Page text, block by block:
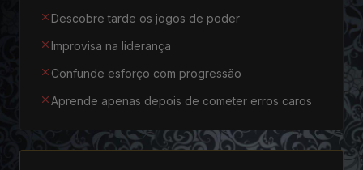
Descobre tarde os jogos de poder
Improvisa na liderança
Confunde esforço com progressão
Aprende apenas depois de cometer erros caros